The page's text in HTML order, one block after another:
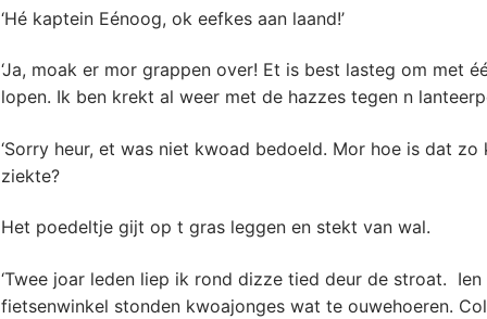
‘Hé kaptein Eénoog, ok eefkes aan laand!’
‘Ja, moak er mor grappen over! Et is best lasteg om met
lopen. Ik ben krekt al weer met de hazzes tegen n
‘Sorry heur, et was niet kwoad bedoeld. Mor hoe is dat zo
ziekte?
Het poedeltje gijt op t gras leggen en stekt van wal.
‘Twee joar leden liep ik rond dizze tied deur de stroat.
fietsenwinkel stonden kwoajonges wat te ouwehoeren.